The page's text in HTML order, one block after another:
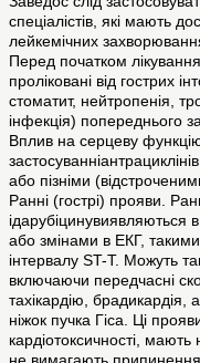
спеціалістів, які мають
лейкемічних
Перед початком
проліковані від гострих
стоматит, нейтропенія,
інфекція) попереднього
Вплив на серцеву
або пізніми
Ранні (гострі) прояви.
ідарубіцинувиявляються
або змінами в ЕКГ, такими
інтервалу ST-T. Можуть
включаючи передчасні
тахікардію, брадикардія,
ніжок пучка Гіса. Ці
кардіотоксичності, мають